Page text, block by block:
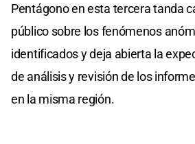
Pentágono en esta tercera tanda
público sobre los fenómenos
identificados y deja abierta la
de análisis y revisión de los
en la misma región.